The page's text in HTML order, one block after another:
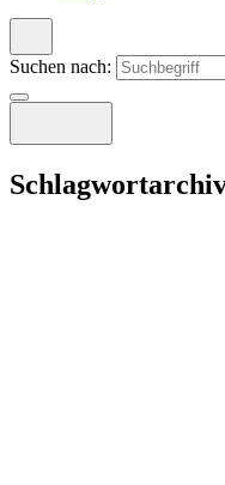
Suchen nach: